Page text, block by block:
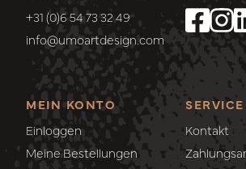
+31 (0)6 54 73 32 49
info@umoartdesign.com
MEIN KONTO
Einloggen
Meine Bestellungen
SERVICE
Kontakt